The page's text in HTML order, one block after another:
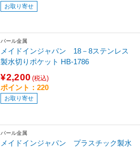
お取り寄せ
パール金属
メイドインジャパン 18－8ステンレス
製水切りポケット HB-1786
¥2,200 (税込)
ポイント：220
お取り寄せ
パール金属
メイドインジャパン プラスチック製水